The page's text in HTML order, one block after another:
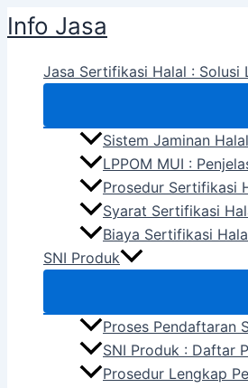
Skip
to
content
Info Jasa
Jasa Sertifikasi Halal : Solusi
Sistem Jaminan Halal
LPPOM MUI :
Prosedur Sertifikasi
Syarat Sertifikasi
Biaya Sertifikasi
SNI Produk
Proses Pendaftaran
SNI Produk : Daftar
Prosedur Lengkap